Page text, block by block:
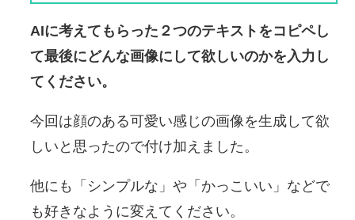
AIに考えてもらった２つのテキストをコピペし
て最後にどんな画像にして欲しいのかを入力し
てください。
今回は顔のある可愛い感じの画像を生成して欲
しいと思ったので付け加えました。
他にも「シンプルな」や「かっこいい」などで
も好きなように変えてください。